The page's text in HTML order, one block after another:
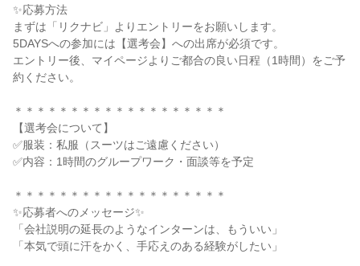
✨応募方法
まずは「リクナビ」よりエントリーをお願いします。
5DAYSへの参加には【選考会】への出席が必須です。
エントリー後、マイページよりご都合の良い日程（1時間）をご予
約ください。
＊＊＊＊＊＊＊＊＊＊＊＊＊＊＊＊＊＊＊
【選考会について】
✅服装：私服（スーツはご遠慮ください）
✅内容：1時間のグループワーク・面談等を予定
＊＊＊＊＊＊＊＊＊＊＊＊＊＊＊＊＊＊＊
✨応募者へのメッセージ✨
「会社説明の延長のようなインターンは、もういい」
「本気で頭に汗をかく、手応えのある経験がしたい」